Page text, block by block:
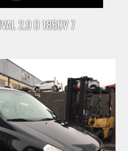
2.9 D 185CV 7